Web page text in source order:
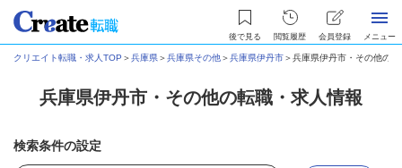
後で見る 閲覧履歴 会員登録 メニュー
クリエイト転職・求人TOP ＞兵庫県＞兵庫県その他＞兵庫県伊丹市＞兵庫県伊丹市・その他の
兵庫県伊丹市・その他の転職・求人情報
検索条件の設定